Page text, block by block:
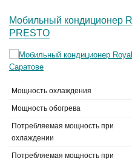
Мобильный кондиционер
PRESTO
Мощность охлаждения
Мощность обогрева
Потребляемая мощность при
охлаждении
Потребляемая мощность при